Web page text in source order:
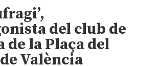
del club de
de la Plaça del
València